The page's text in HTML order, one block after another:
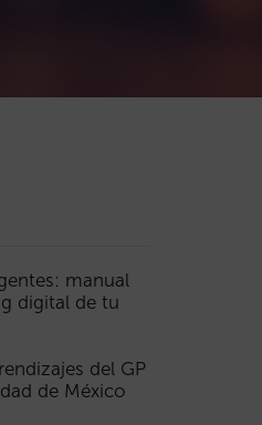
manual
digital de tu
del GP
de México